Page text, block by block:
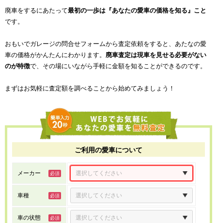
廃車をするにあたって最初の一歩は『あなたの愛車の価格を知る』こと
です。
おもいでガレージの問合せフォームから査定依頼をすると、あたなの愛
車の価格がかんたんにわかります。 廃車査定は現車を見せる必要がない
のが特徴で、その場にいながら手軽に金額を知ることができるのです。
まずはお気軽に査定額を調べることから始めてみましょう！
ご利用の愛車について
メーカー
車種
車の状態